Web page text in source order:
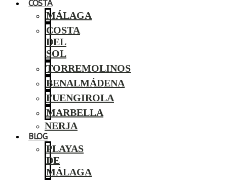
COSTA
MÁLAGA
COSTA
DEL
SOL
TORREMOLINOS
BENALMÁDENA
FUENGIROLA
MARBELLA
NERJA
BLOG
PLAYAS
DE
MÁLAGA